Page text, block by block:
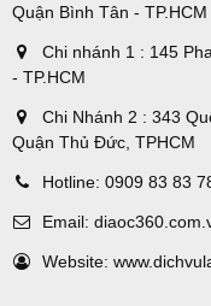
Quận Bình Tân - TP.HCM
Chi nhánh 1 : 145
- TP.HCM
Chi Nhánh 2 : 343
Quận Thủ Đức, TPHCM
Hotline: 0909 83 83
Email:
Website: